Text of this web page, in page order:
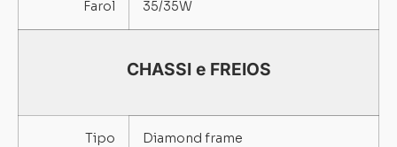
Farol 35/35W
CHASSI e FREIOS
Tipo Diamond frame